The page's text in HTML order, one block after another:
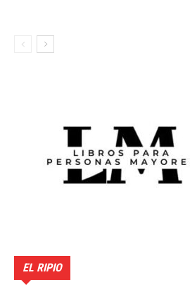
EL RIPIO